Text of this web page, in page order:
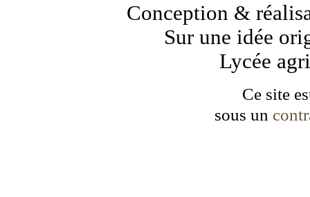
Conception &
Sur une idée
Lycée
Ce site
sous un